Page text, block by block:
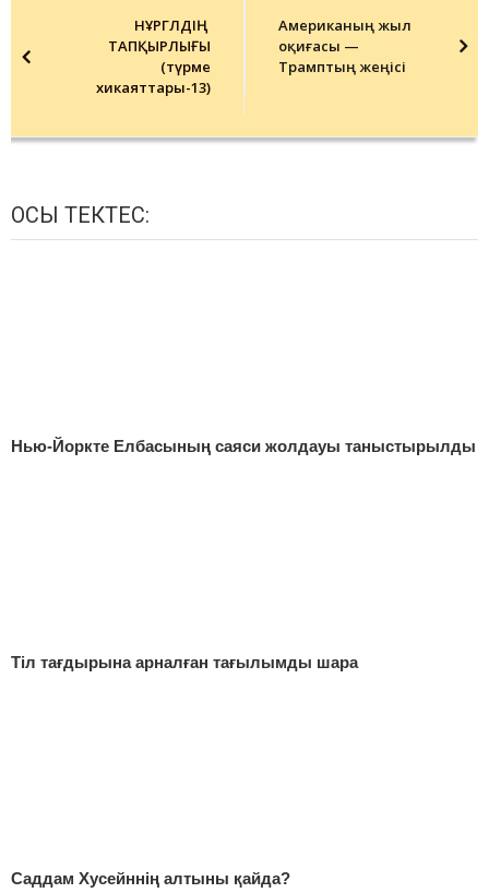
НҰРГҮЛДІҢ
ТАПҚЫРЛЫҒЫ
(түрме
хикаяттары-13)
Американың жыл
оқиғасы —
Трамптың жеңісі
ОСЫ ТЕКТЕС:
Нью-Йоркте Елбасының саяси жолдауы таныстырылды
Тіл тағдырына арналған тағылымды шара
Саддам Хусейннің алтыны қайда?